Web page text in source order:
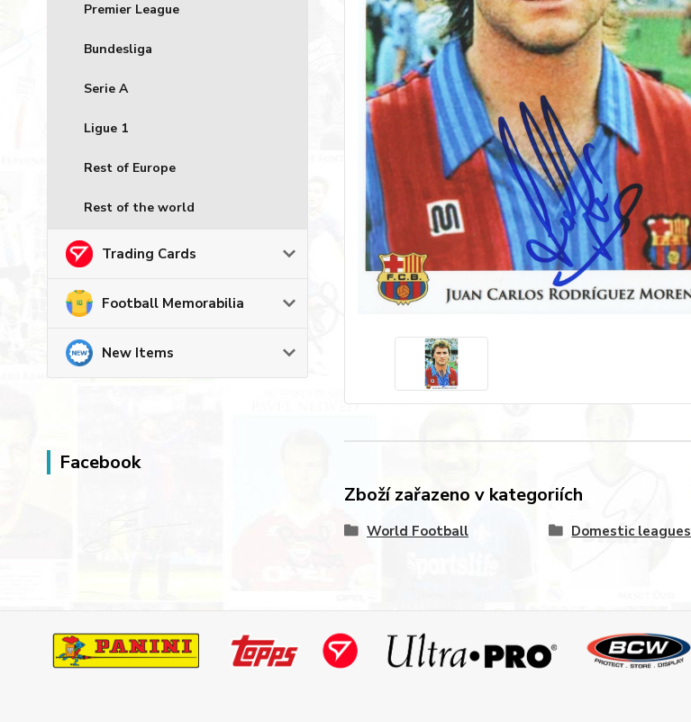
Premier League
Bundesliga
Serie A
Ligue 1
Rest of Europe
Rest of the world
Trading Cards
Football Memorabilia
New Items
Facebook
Zboží zařazeno v kategoriích
World Football Domestic leagues